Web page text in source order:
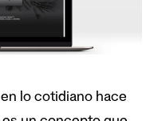
lo cotidiano hace